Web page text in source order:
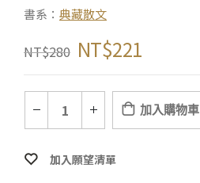
書系： 典藏散文
NT$280 NT$221
加入購物車
加入願望清單